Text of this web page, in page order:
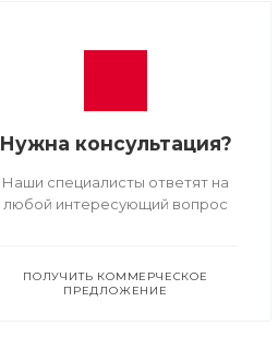
Нужна консультация?
Наши специалисты ответят на
любой интересующий вопрос
ПОЛУЧИТЬ КОММЕРЧЕСКОЕ
ПРЕДЛОЖЕНИЕ